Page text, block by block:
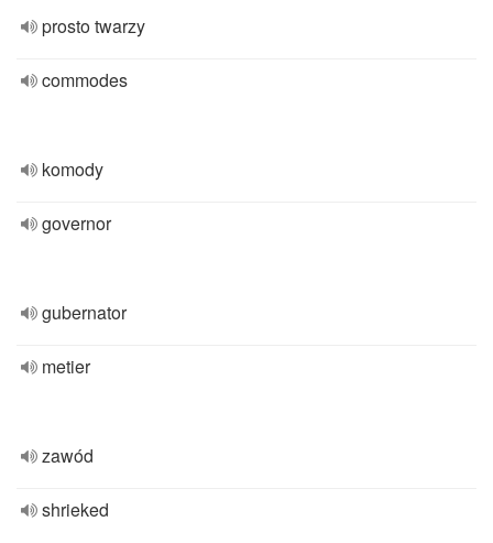
prosto twarzy
commodes
komody
governor
gubernator
metier
zawód
shrieked